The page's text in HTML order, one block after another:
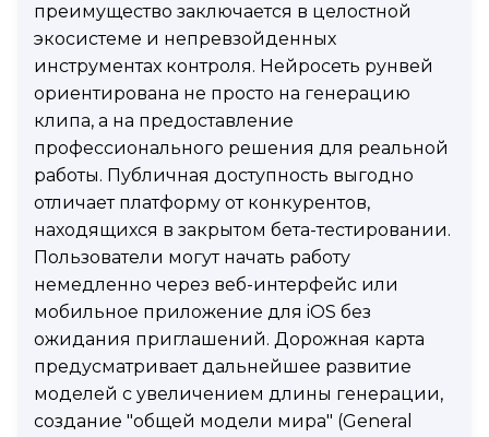
преимущество заключается в целостной
экосистеме и непревзойденных
инструментах контроля. Нейросеть рунвей
ориентирована не просто на генерацию
клипа, а на предоставление
профессионального решения для реальной
работы. Публичная доступность выгодно
отличает платформу от конкурентов,
находящихся в закрытом бета-тестировании.
Пользователи могут начать работу
немедленно через веб-интерфейс или
мобильное приложение для iOS без
ожидания приглашений. Дорожная карта
предусматривает дальнейшее развитие
моделей с увеличением длины генерации,
создание "общей модели мира" (General